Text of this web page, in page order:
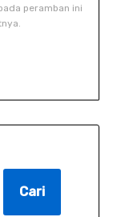
peramban ini
Cari